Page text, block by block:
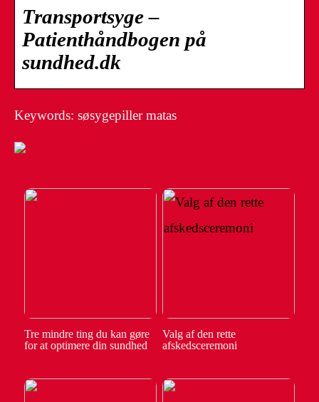
Transportsyge –
Patienthåndbogen på
sundhed.dk
Keywords: søsygepiller matas
Tre mindre ting du kan gøre
for at optimere din sundhed
Valg af den rette
afskedsceremoni